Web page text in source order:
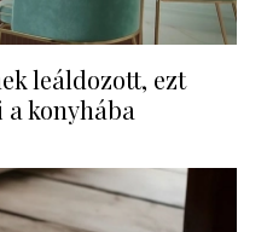
leáldozott, ezt
konyhába